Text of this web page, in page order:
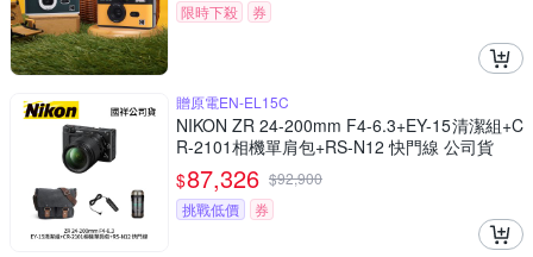
限時下殺
券
贈原電EN-EL15C
NIKON ZR 24-200mm F4-6.3+EY-15清潔組+C
R-2101相機單肩包+RS-N12 快門線 公司貨
$87,326 $92,900
挑戰低價
券